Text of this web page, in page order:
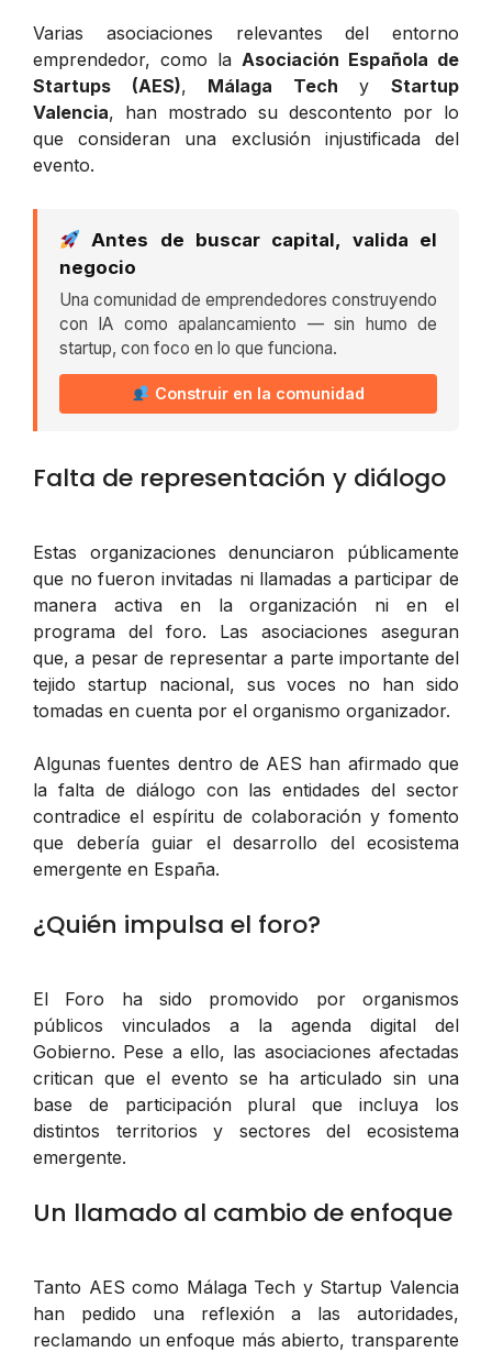
Varias asociaciones relevantes del entorno
emprendedor, como la Asociación Española de
Startups (AES), Málaga Tech yStartup
Valencia, han mostrado su descontento por lo
que consideran una exclusión injustificada del
evento.
Antes de buscar capital, valida el
negocio
Una comunidad de emprendedores construyendo
con IA como apalancamiento — sin humo de
startup, con foco en lo que funciona.
Construir en la comunidad
Falta de representación y diálogo
Estas organizaciones denunciaron públicamente
que no fueron invitadas ni llamadas a participar de
manera activa en la organización ni en el
programa del foro. Las asociaciones aseguran
que, a pesar de representar a parte importante del
tejido startup nacional, sus voces no han sido
tomadas en cuenta por el organismo organizador.
Algunas fuentes dentro de AES han afirmado que
la falta de diálogo con las entidades del sector
contradice el espíritu de colaboración y fomento
que debería guiar el desarrollo del ecosistema
emergente en España.
¿Quién impulsa el foro?
El Foro ha sido promovido por organismos
públicos vinculados a la agenda digital del
Gobierno. Pese a ello, las asociaciones afectadas
critican que el evento se ha articulado sin una
base de participación plural que incluya los
distintos territorios y sectores del ecosistema
emergente.
Un llamado al cambio de enfoque
Tanto AES como Málaga Tech y Startup Valencia
han pedido una reflexión a las autoridades,
reclamando un enfoque más abierto, transparente